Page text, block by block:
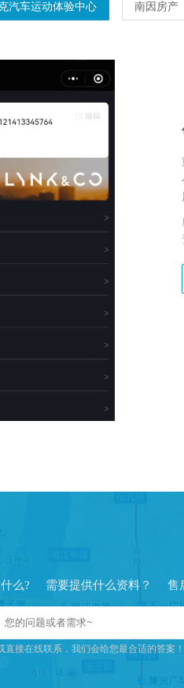
汽车运动体验中心 南因房产
么? 需要提供什么资料？ 售
接在线联系，我们会给您最合适的答案！